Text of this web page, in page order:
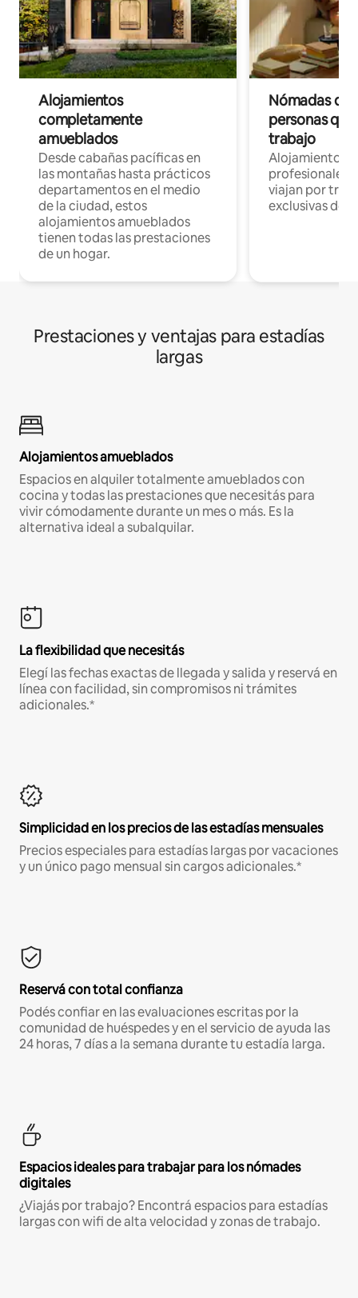
Alojamientos
completamente
amueblados
Desde cabañas pacíficas en
las montañas hasta prácticos
departamentos en el medio
de la ciudad, estos
alojamientos amueblados
tienen todas las prestaciones
de un hogar.
Nómadas
personas
trabajo
Alojamientos
profesionales
viajan por
exclusivas de
Prestaciones y ventajas para estadías
largas
Alojamientos amueblados
Espacios en alquiler totalmente amueblados con
cocina y todas las prestaciones que necesitás para
vivir cómodamente durante un mes o más. Es la
alternativa ideal a subalquilar.
La flexibilidad que necesitás
Elegí las fechas exactas de llegada y salida y reservá en
línea con facilidad, sin compromisos ni trámites
adicionales.*
Simplicidad en los precios de las estadías mensuales
Precios especiales para estadías largas por vacaciones
y un único pago mensual sin cargos adicionales.*
Reservá con total confianza
Podés confiar en las evaluaciones escritas por la
comunidad de huéspedes y en el servicio de ayuda las
24 horas, 7 días a la semana durante tu estadía larga.
Espacios ideales para trabajar para los nómades
digitales
¿Viajás por trabajo? Encontrá espacios para estadías
largas con wifi de alta velocidad y zonas de trabajo.